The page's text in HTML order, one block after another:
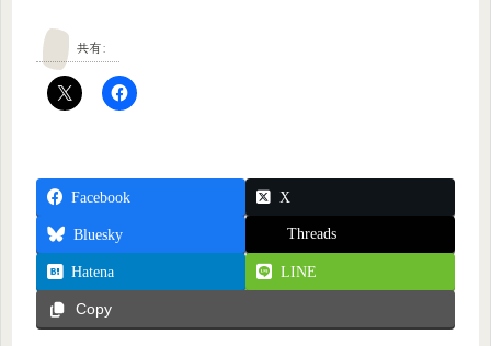
共有:
Facebook X
Bluesky Threads
Hatena LINE
Copy